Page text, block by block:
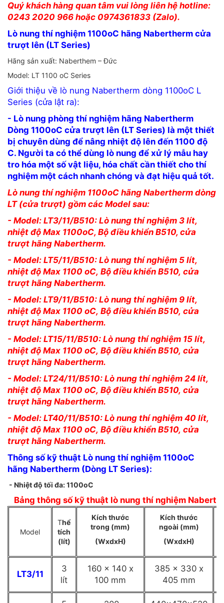
Quý khách hàng quan tâm vui lòng liên hệ hotline:
0243 2020 966 hoặc 0974361833 (Zalo).
Lò nung thí nghiệm 1100oC hãng Nabertherm cửa
trượt lên (LT Series)
Hãng sản xuất: Naberthem – Đức
Model: LT 1100 oC Series
Giới thiệu về lò nung Nabertherm dòng 1100oC L
Series (cửa lật ra):
- Lò nung phòng thí nghiệm hãng Nabertherm
Dòng 1100oC cửa trượt lên (LT Series) là một thiết
bị chuyên dùng để nâng nhiệt độ lên đến 1100 độ
C. Người ta có thể dùng lò nung để xử lý mẫu hay
tro hóa một số vật liệu, hóa chất cần thiết cho thí
nghiệm một cách nhanh chóng và đạt hiệu quả tốt.
Lò nung thí nghiệm 1100oC hãng Nabertherm dòng
LT (cửa trượt) gồm các Model sau:
- Model: LT3/11/B510: Lò nung thí nghiệm 3 lít,
nhiệt độ Max 1100oC, Bộ điều khiển B510, cửa
trượt hãng Nabertherm.
- Model: LT5/11/B510: Lò nung thí nghiệm 5 lít,
nhiệt độ Max 1100 oC, Bộ điều khiển B510, cửa
trượt hãng Nabertherm.
- Model: LT9/11/B510: Lò nung thí nghiệm 9 lít,
nhiệt độ Max 1100 oC, Bộ điều khiển B510, cửa
trượt hãng Nabertherm.
- Model: LT15/11/B510: Lò nung thí nghiệm 15 lít,
nhiệt độ Max 1100 oC, Bộ điều khiển B510, cửa
trượt hãng Nabertherm.
- Model: LT24/11/B510: Lò nung thí nghiệm 24 lít,
nhiệt độ Max 1100 oC, Bộ điều khiển B510, cửa
trượt hãng Nabertherm.
- Model: LT40/11/B510: Lò nung thí nghiệm 40 lít,
nhiệt độ Max 1100 oC, Bộ điều khiển B510, cửa
trượt hãng Nabertherm.
Thông số kỹ thuật Lò nung thí nghiệm 1100oC
hãng Nabertherm (Dòng LT Series):
- Nhiệt độ tối đa: 1100oC
Bảng thông số kỹ thuật lò nung thí nghiệm
Model
Thể
tích
(lít)
Kích thước
trong (mm)
(WxdxH)
Kích thước
ngoài (mm)
(WxdxH)
LT3/11
3
lít
160 x 140 x
100 mm
385 x 330 x
405 mm